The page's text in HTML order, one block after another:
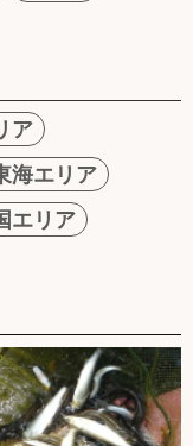
ア
海エリア
エリア